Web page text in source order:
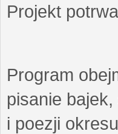
Projekt potrwa
Program
pisanie
i poezji